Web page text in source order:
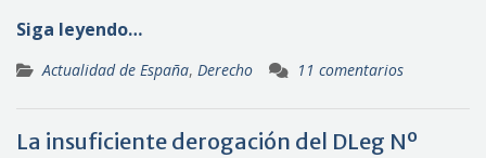
Siga leyendo…
Actualidad de España, Derecho 11 comentarios
La insuficiente derogación del DLeg Nº